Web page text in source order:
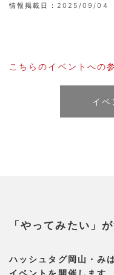
情報掲載日： 2025/09/04
こちらのイベントへの
イベ
「やってみたい」
ハッシュタグ岡山・み